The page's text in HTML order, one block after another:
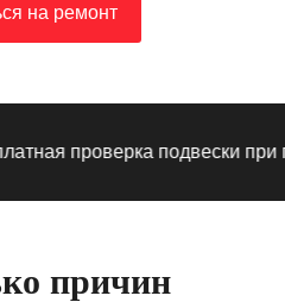
на ремонт
проверка подвески при
причин